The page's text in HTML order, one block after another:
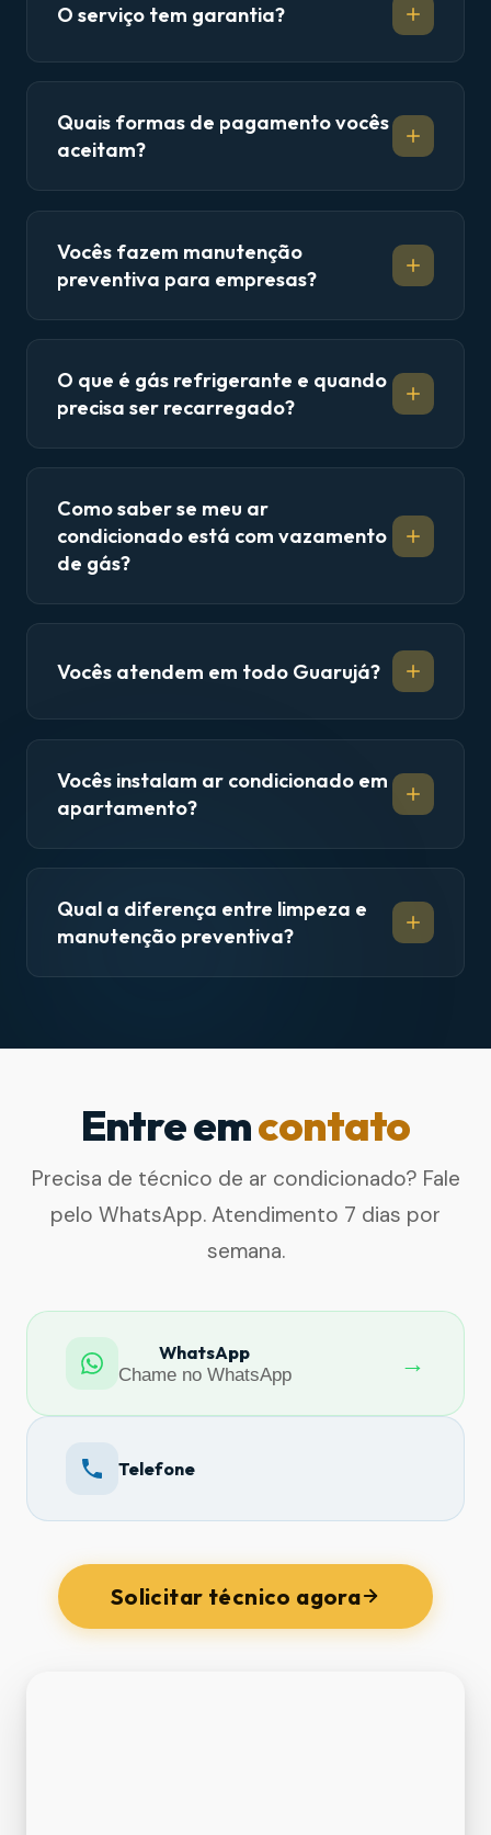
O serviço tem garantia?
Quais formas de pagamento vocês
aceitam?
Vocês fazem manutenção
preventiva para empresas?
O que é gás refrigerante e quando
precisa ser recarregado?
Como saber se meu ar
condicionado está com vazamento
de gás?
Vocês atendem em todo Guarujá?
Vocês instalam ar condicionado em
apartamento?
Qual a diferença entre limpeza e
manutenção preventiva?
Entre emcontato
Precisa de técnico de ar condicionado? Fale
pelo WhatsApp. Atendimento 7 dias por
semana.
WhatsApp
Chame no WhatsApp
→
Telefone
Solicitar técnico agora